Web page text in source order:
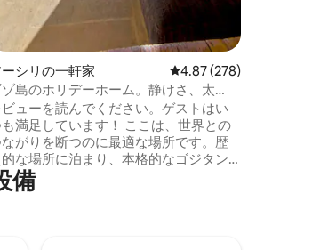
シリの一軒家 レビュー278件、5つ
4.87 (278)
ゾ島のホリデーホーム。静けさ、太
海
ビューを読んでください。ゲストはい
満足しています！ ここは、世界との
がりを断つのに最適な場所です。歴
的な場所に泊まり、本格的なゴジタン
に浸る機会をお見逃しなく。短期滞
ご希望ですか？お問い合わせくださ
備